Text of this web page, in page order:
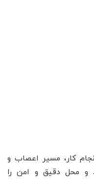
کار، مسیر اعصاب و
و محل دقیق و امن را